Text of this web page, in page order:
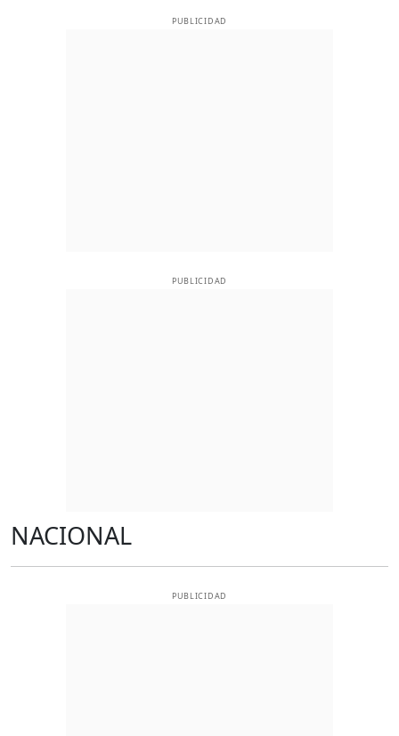
PUBLICIDAD
PUBLICIDAD
NACIONAL
PUBLICIDAD